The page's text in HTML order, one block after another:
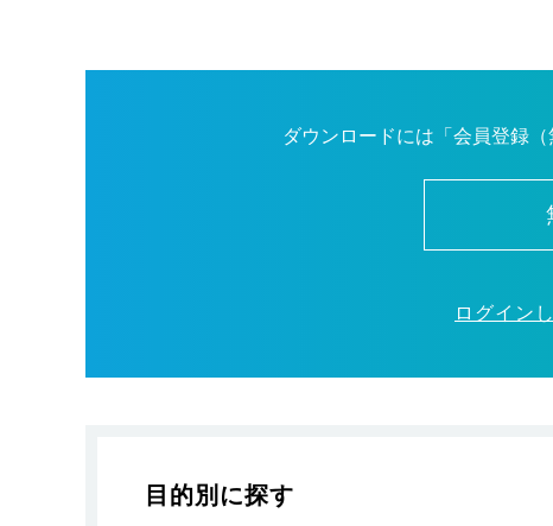
ダウンロードには「会員登録
ログイン
目的別に探す